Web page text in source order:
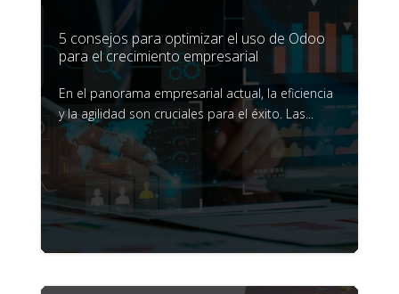
5 consejos para optimizar el uso de Odoo
para el crecimiento empresarial
En el panorama empresarial actual, la eficiencia
y la agilidad son cruciales para el éxito. Las...